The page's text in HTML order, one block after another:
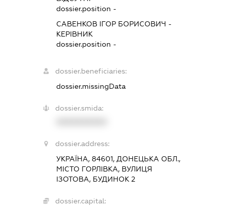
dossier.position -
САВЕНКОВ ІГОР БОРИСОВИЧ -
КЕРІВНИК
dossier.position -
dossier.beneficiaries:
dossier.missingData
dossier.smida:
dossier.address:
УКРАЇНА, 84601, ДОНЕЦЬКА ОБЛ.,
МІСТО ГОРЛІВКА, ВУЛИЦЯ
ІЗОТОВА, БУДИНОК 2
dossier.capital: